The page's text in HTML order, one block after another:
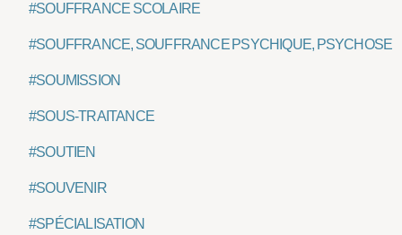
#SOUFFRANCE SCOLAIRE
#SOUFFRANCE, SOUFFRANCE PSYCHIQUE, PSYCHOSE
#SOUMISSION
#SOUS-TRAITANCE
#SOUTIEN
#SOUVENIR
#SPÉCIALISATION